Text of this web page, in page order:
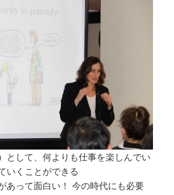
として、何よりも仕事を楽しんでい
いくことができる
あって面白い！ 今の時代にも必要